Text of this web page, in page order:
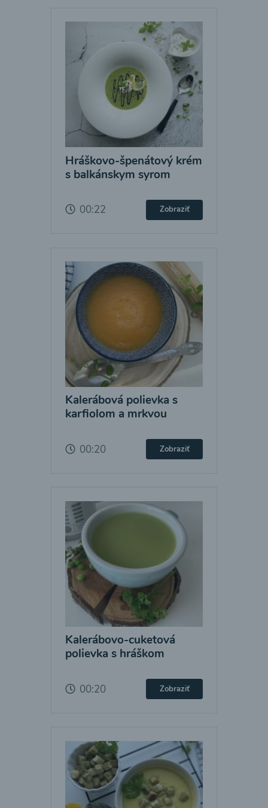
Hráškovo-špenátový krém
s balkánskym syrom
00:22 Zobraziť
Kalerábová polievka s
karfiolom a mrkvou
00:20 Zobraziť
Kalerábovo-cuketová
polievka s hráškom
00:20 Zobraziť